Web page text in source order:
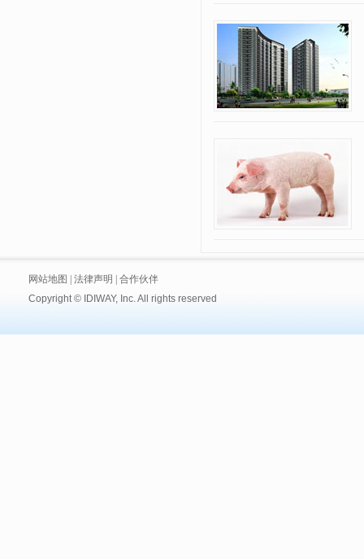
网站地图 法律声明
合作伙伴
Copyright © IDIWAY, Inc. All rights reserved